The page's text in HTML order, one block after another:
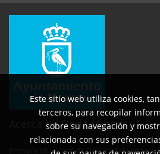
11ª Feria del Jamón
Acerca de Onda Minera
Emisora Municipal de Radio y Televisión
Este sitio web utiliza cookies,
terceros, para recopilar
sobre su navegación y
relacionada con sus